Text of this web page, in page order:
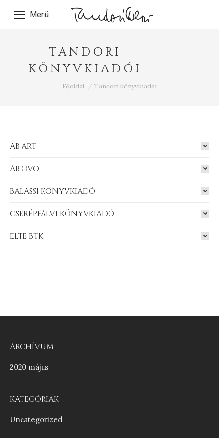
Menü
TANDORI
KÖNYVKIADÓI
Ön itt van:
Főoldal Tandori könyvkiadói
AB ART
AB OVO
BALASSI KÖNYVKIADÓ
CSERÉPFALVI KÖNYVKIADÓ
ELTE BTK
ARCHÍVUM
2020 május
KATEGÓRIÁK
Uncategorized